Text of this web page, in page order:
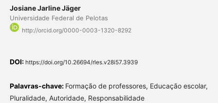
Josiane Jarline Jäger
Universidade Federal de Pelotas
http://orcid.org/0000-0003-1320-8292
DOI: https://doi.org/10.26694/rles.v28i57.3939
Palavras-chave: Formação de professores, Educação escolar,
Pluralidade, Autoridade, Responsabilidade